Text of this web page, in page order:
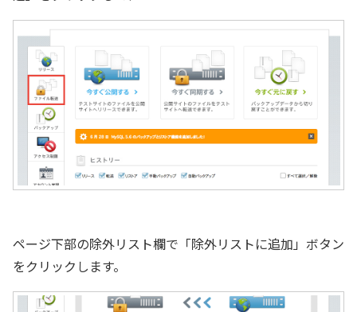
ページ下部の除外リスト欄で「除外リストに追加」ボタン
をクリックします。